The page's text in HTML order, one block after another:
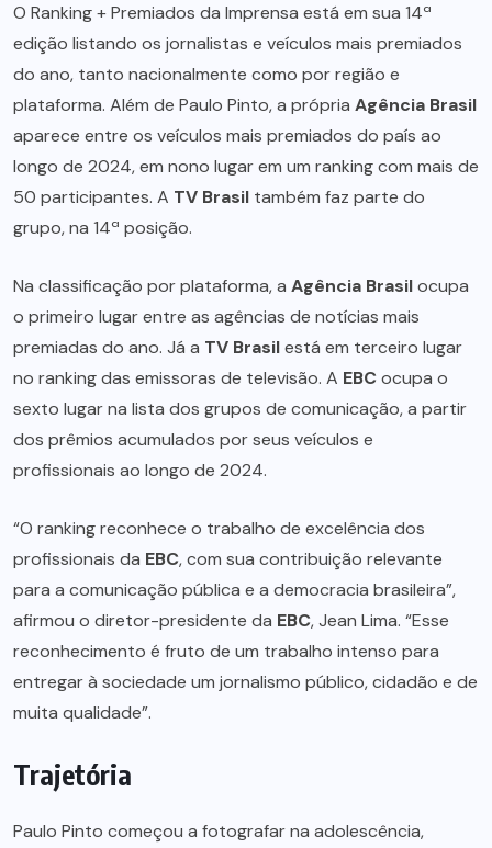
O Ranking + Premiados da Imprensa está em sua 14ª
edição listando os jornalistas e veículos mais premiados
do ano, tanto nacionalmente como por região e
plataforma. Além de Paulo Pinto, a própria Agência Brasil
aparece entre os veículos mais premiados do país ao
longo de 2024, em nono lugar em um ranking com mais de
50 participantes. A TV Brasil também faz parte do
grupo, na 14ª posição.
Na classificação por plataforma, a Agência Brasilocupa
o primeiro lugar entre as agências de notícias mais
premiadas do ano. Já a TV Brasilestá em terceiro lugar
no ranking das emissoras de televisão. A EBCocupa o
sexto lugar na lista dos grupos de comunicação, a partir
dos prêmios acumulados por seus veículos e
profissionais ao longo de 2024.
“O ranking reconhece o trabalho de excelência dos
profissionais da EBC, com sua contribuição relevante
para a comunicação pública e a democracia brasileira”,
afirmou o diretor-presidente da EBC, Jean Lima. “Esse
reconhecimento é fruto de um trabalho intenso para
entregar à sociedade um jornalismo público, cidadão e de
muita qualidade”.
Trajetória
Paulo Pinto começou a fotografar na adolescência,